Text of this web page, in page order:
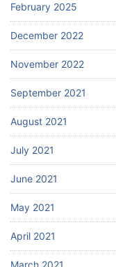
February 2025
December 2022
November 2022
September 2021
August 2021
July 2021
June 2021
May 2021
April 2021
March 2021